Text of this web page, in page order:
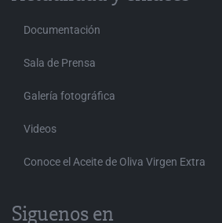
Documentación
Sala de Prensa
Galería fotográfica
Videos
Conoce el Aceite de Oliva Virgen Extra
Siguenos en